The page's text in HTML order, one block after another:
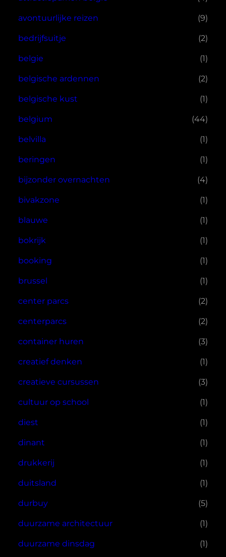
avontuurlijke reizen (9)
bedrijfsuitje (2)
belgie (1)
belgische ardennen (2)
belgische kust (1)
belgium (44)
belvilla (1)
beringen (1)
bijzonder overnachten (4)
bivakzone (1)
blauwe (1)
bokrijk (1)
booking (1)
brussel (1)
center parcs (2)
centerparcs (2)
container huren (3)
creatief denken (1)
creatieve cursussen (3)
cultuur op school (1)
diest (1)
dinant (1)
drukkerij (1)
duitsland (1)
durbuy (5)
duurzame architectuur (1)
duurzame dinsdag (1)